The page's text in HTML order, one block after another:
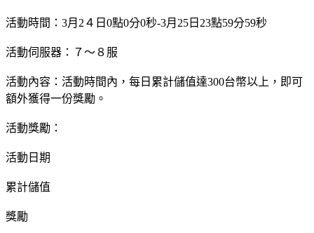
活動時間：3月2４日0點0分0秒-3月25日23點59分59秒
活動伺服器：７～８服
活動內容：活動時間內，每日累計儲值達300台幣以上，即可
額外獲得一份獎勵。
活動獎勵：
活動日期
累計儲值
獎勵